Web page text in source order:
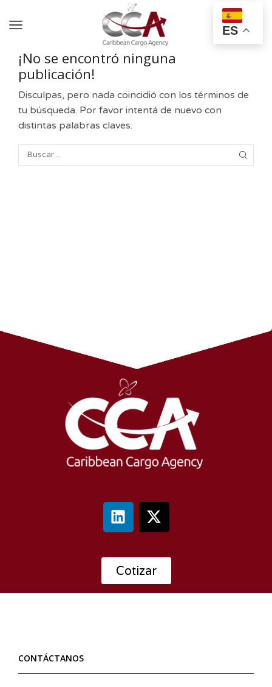
ES
¡No se encontró ninguna
publicación!
Disculpas, pero nada coincidió con los términos de
tu búsqueda. Por favor intentá de nuevo con
distintas palabras claves.
Cotizar
CONTÁCTANOS